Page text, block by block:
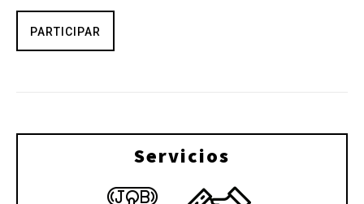
PARTICIPAR
Servicios